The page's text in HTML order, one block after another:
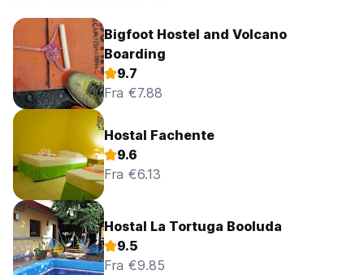
Bigfoot Hostel and Volcano
Boarding
9.7
Fra €7.88
Hostal Fachente
9.6
Fra €6.13
Hostal La Tortuga Booluda
9.5
Fra €9.85